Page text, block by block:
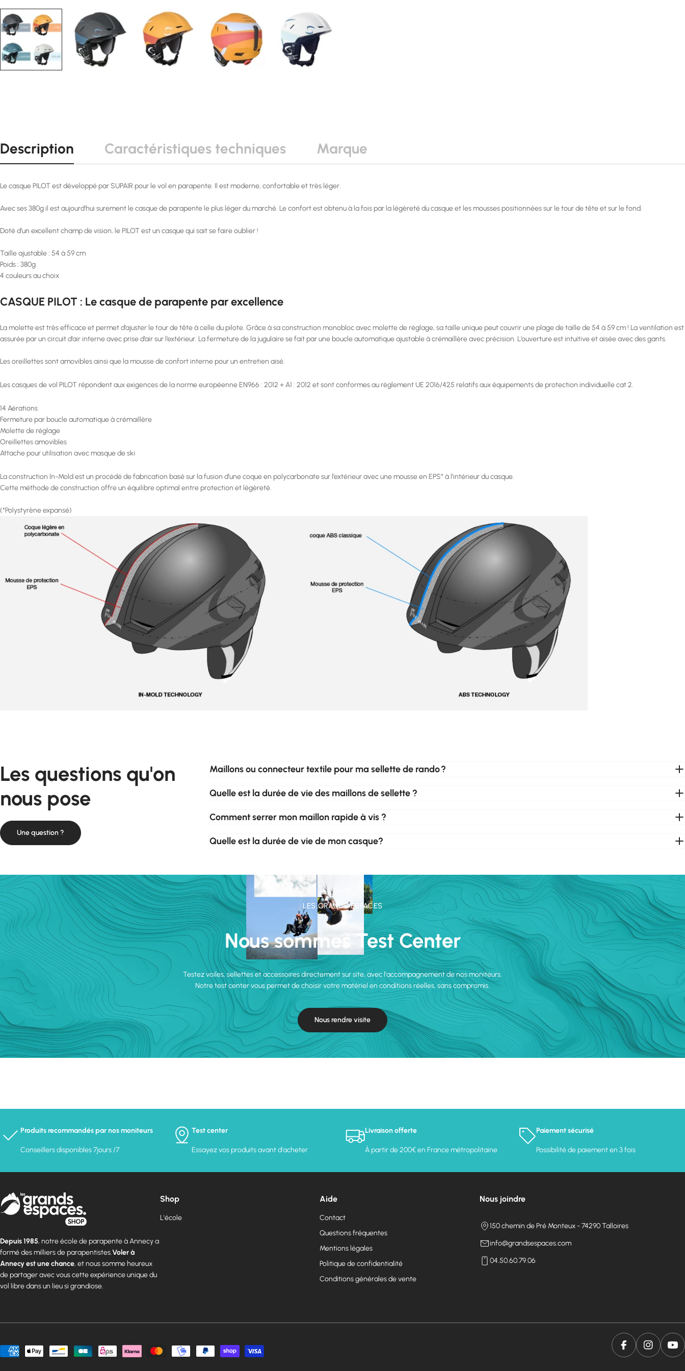
Description Caractéristiques techniques Marque
Le casque PILOT est développé par SUPAIR pour le vol en parapente. Il est moderne, confortable et très léger.
Avec ses 380g il est aujourd’hui surement le casque de parapente le plus léger du marché. Le confort est obtenu à la fois par la légèreté du casque et les mousses positionnées sur le tour de tête et sur le fond.
Doté d’un excellent champ de vision, le PILOT est un casque qui sait se faire oublier !
Taille ajustable : 54 à 59 cm
Poids : 380g
4 couleurs au choix
CASQUE PILOT : Le casque de parapente par excellence
La molette est très efficace et permet d’ajuster le tour de tête à celle du pilote. Grâce à sa construction monobloc avec molette de réglage, sa taille unique peut couvrir une plage de taille de 54 à 59 cm ! La ventilation est
assurée par un circuit d’air interne avec prise d’air sur l’extérieur. La fermeture de la jugulaire se fait par une boucle automatique ajustable à crémaillère avec précision. L’ouverture est intuitive et aisée avec des gants.
Les oreillettes sont amovibles ainsi que la mousse de confort interne pour un entretien aisé.
Les casques de vol PILOT répondent aux exigences de la norme européenne EN966 : 2012 + A1 : 2012 et sont conformes au règlement UE 2016/425 relatifs aux équipements de protection individuelle cat 2.
14 Aérations
Fermeture par boucle automatique à crémaillère
Molette de réglage
Oreillettes amovibles
Attache pour utilisation avec masque de ski
La construction In-Mold est un procédé de fabrication basé sur la fusion d’une coque en polycarbonate sur l’extérieur avec une mousse en EPS* à l’intérieur du casque.
Cette méthode de construction offre un équilibre optimal entre protection et légèreté.
(*Polystyrène expansé)
Les questions qu'on
nous pose
Une question ?
Maillons ou connecteur textile pour ma sellette de rando ?
Quelle est la durée de vie des maillons de sellette ?
Comment serrer mon maillon rapide à vis ?
Quelle est la durée de vie de mon casque?
LES GRANDS ESPACES
Nous sommes Test Center
Testez voiles, sellettes et accessoires directement sur site, avec l'accompagnement de nos moniteurs.
Notre test center vous permet de choisir votre matériel en conditions réelles, sans compromis.
Nous rendre visite
Produits recommandés par nos moniteurs
Conseillers disponibles 7jours /7
Test center
Essayez vos produits avant d'acheter
Livraison offerte
À partir de 200€ en France métropolitaine
Paiement sécurisé
Possibilité de paiement en 3 fois
Depuis 1985, notre école de parapente à Annecy a
formé des milliers de parapentistes.Voler à
Annecy est une chance, et nous somme heureux
de partager avec vous cette expérience unique du
vol libre dans un lieu si grandiose.
Shop
L'école
Aide
Contact
Questions fréquentes
Mentions légales
Politique de confidentialité
Conditions générales de vente
Nous joindre
150 chemin de Pré Monteux - 74290 Talloires
info@grandsespaces.com
04.50.60.79.06
Modes
FacebookInstagram